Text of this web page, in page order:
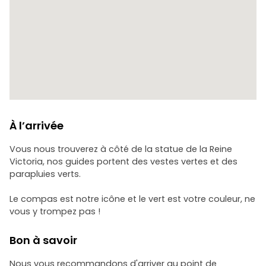
À l’arrivée
Vous nous trouverez à côté de la statue de la Reine
Victoria, nos guides portent des vestes vertes et des
parapluies verts.
Le compas est notre icône et le vert est votre couleur, ne
vous y trompez pas !
Bon à savoir
Nous vous recommandons d'arriver au point de